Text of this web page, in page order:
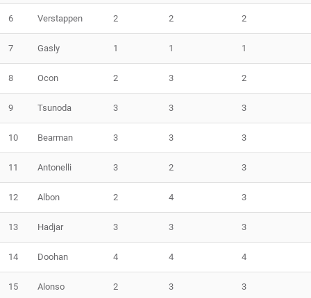
6 Verstappen 2 2 2
7 Gasly 1 1 1
8 Ocon 2 3 2
9 Tsunoda 3 3 3
10 Bearman 3 3 3
11 Antonelli 3 2 3
12 Albon 2 4 3
13 Hadjar 3 3 3
14 Doohan 4 4 4
15 Alonso 2 3 3